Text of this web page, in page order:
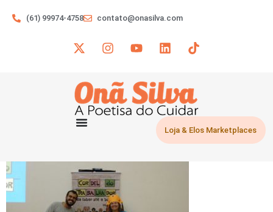
(61) 99974-4758 contato@onasilva.com
Loja & Elos Marketplaces